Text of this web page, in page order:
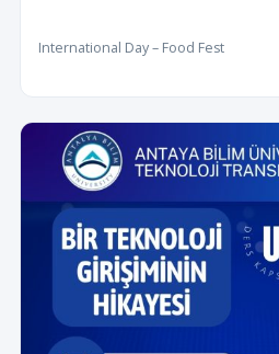
International Day – Food Fest